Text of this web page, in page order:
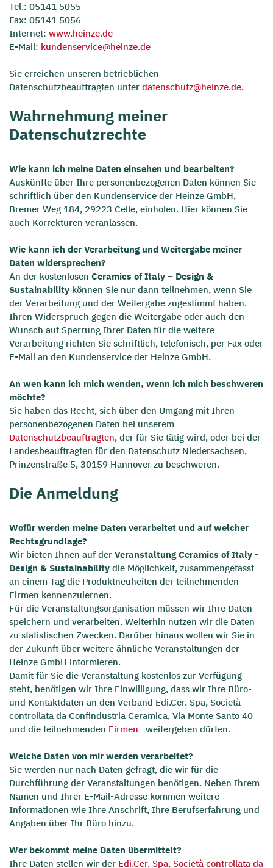
Tel.: 05141 5055
Fax: 05141 5056
Internet: www.heinze.de
E-Mail: kundenservice@heinze.de
Sie erreichen unseren betrieblichen
Datenschutzbeauftragten unter datenschutz@heinze.de.
Wahrnehmung meiner
Datenschutzrechte
Wie kann ich meine Daten einsehen und bearbeiten?
Auskünfte über Ihre personenbezogenen Daten können Sie
schriftlich über den Kundenservice der Heinze GmbH,
Bremer Weg 184, 29223 Celle, einholen. Hier können Sie
auch Korrekturen veranlassen.
Wie kann ich der Verarbeitung und Weitergabe meiner
Daten widersprechen?
An der kostenlosen Ceramics of Italy – Design &
Sustainability können Sie nur dann teilnehmen, wenn Sie
der Verarbeitung und der Weitergabe zugestimmt haben.
Ihren Widerspruch gegen die Weitergabe oder auch den
Wunsch auf Sperrung Ihrer Daten für die weitere
Verarbeitung richten Sie schriftlich, telefonisch, per Fax oder
E-Mail an den Kundenservice der Heinze GmbH.
An wen kann ich mich wenden, wenn ich mich beschweren
möchte?
Sie haben das Recht, sich über den Umgang mit Ihren
personenbezogenen Daten bei unserem
Datenschutzbeauftragten, der für Sie tätig wird, oder bei der
Landesbeauftragten für den Datenschutz Niedersachsen,
Prinzenstraße 5, 30159 Hannover zu beschweren.
Die Anmeldung
Wofür werden meine Daten verarbeitet und auf welcher
Rechtsgrundlage?
Wir bieten Ihnen auf der Veranstaltung Ceramics of Italy -
Design & Sustainability die Möglichkeit, zusammengefasst
an einem Tag die Produktneuheiten der teilnehmenden
Firmen kennenzulernen.
Für die Veranstaltungsorganisation müssen wir Ihre Daten
speichern und verarbeiten. Weiterhin nutzen wir die Daten
zu statistischen Zwecken. Darüber hinaus wollen wir Sie in
der Zukunft über weitere ähnliche Veranstaltungen der
Heinze GmbH informieren.
Damit für Sie die Veranstaltung kostenlos zur Verfügung
steht, benötigen wir Ihre Einwilligung, dass wir Ihre Büro-
und Kontaktdaten an den Verband Edi.Cer. Spa, Società
controllata da Confindustria Ceramica, Via Monte Santo 40
und die teilnehmenden Firmen weitergeben dürfen.
Welche Daten von mir werden verarbeitet?
Sie werden nur nach Daten gefragt, die wir für die
Durchführung der Veranstaltungen benötigen. Neben Ihrem
Namen und Ihrer E-Mail-Adresse kommen weitere
Informationen wie Ihre Anschrift, Ihre Berufserfahrung und
Angaben über Ihr Büro hinzu.
Wer bekommt meine Daten übermittelt?
Ihre Daten stellen wir der Edi.Cer. Spa, Società controllata da